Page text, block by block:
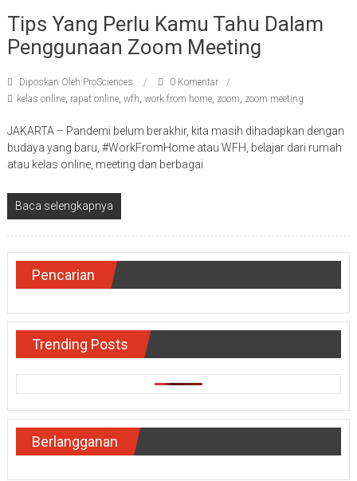
Tips Yang Perlu Kamu Tahu Dalam
Penggunaan Zoom Meeting
Diposkan Oleh:ProSciences
0 Komentar
kelas online, rapat online, wfh, work from home, zoom, zoom meeting
JAKARTA – Pandemi belum berakhir, kita masih dihadapkan dengan
budaya yang baru, #WorkFromHome atau WFH, belajar dari rumah
atau kelas online, meeting dan berbagai
Baca selengkapnya
Pencarian
Trending Posts
Berlangganan